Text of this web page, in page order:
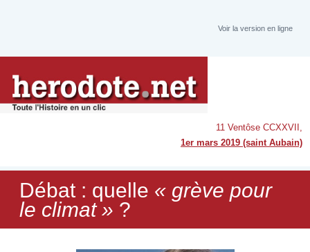
Voir la version en ligne
11 Ventôse CCXXVII,
1er mars 2019 (saint Aubain)
Débat : quelle « grève pour
le climat » ?